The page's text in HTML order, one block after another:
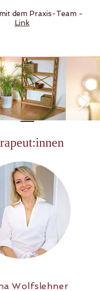
dem Praxis-Team -
Link
Wolfslehner